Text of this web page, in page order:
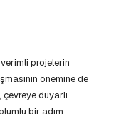
projelerin
önemine de
duyarlı
bir adım